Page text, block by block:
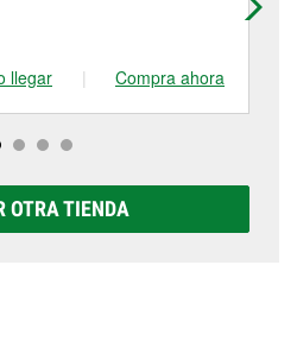
más información.
llegar | Compra ahora
OTRA TIENDA